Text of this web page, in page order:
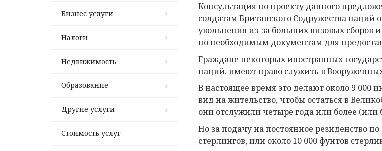
Бизнес услуги
Налоги
Недвижимость
Образование
Другие услуги
Стоимость услуг
Консультация по проекту данного
солдатам Британского Содружества наций
увольнения из-за больших визовых сборов
по необходимым документам для
Граждане некоторых иностранных
наций, имеют право служить в
В настоящее время это делают около 9
вид на жительство, чтобы остаться в
они отслужили четыре года или более
Но за подачу на постоянное резиденство
стерлингов, или около 10 000 фунтов